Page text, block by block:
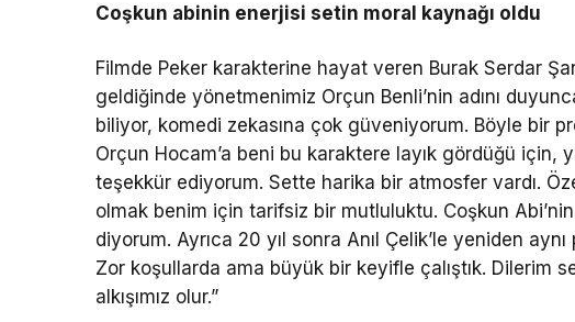
Coşkun abinin enerjisi setin moral kaynağı oldu
Filmde Peker karakterine hayat veren Burak Serdar
geldiğinde yönetmenimiz Orçun Benli’nin adını
biliyor, komedi zekasına çok güveniyorum. Böyle bir
Orçun Hocam’a beni bu karaktere layık gördüğü için,
teşekkür ediyorum. Sette harika bir atmosfer vardı.
olmak benim için tarifsiz bir mutluluktu. Coşkun
diyorum. Ayrıca 20 yıl sonra Anıl Çelik’le yeniden
Zor koşullarda ama büyük bir keyifle çalıştık. Dilerim
alkışımız olur.”